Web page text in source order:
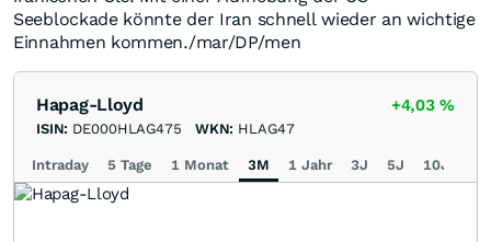
Seeblockade könnte der Iran schnell wieder an wichtige
Einnahmen kommen./mar/DP/men
Hapag-Lloyd +4,03%
ISIN: DE000HLAG475 WKN: HLAG47
Intraday 5 Tage 1 Monat 3M 1 Jahr 3J 5J 10J